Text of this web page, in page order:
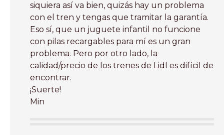
siquiera así va bien, quizás hay un problema
con el tren y tengas que tramitar la garantía.
Eso sí, que un juguete infantil no funcione
con pilas recargables para mí es un gran
problema. Pero por otro lado, la
calidad/precio de los trenes de Lidl es difícil de
encontrar.
¡Suerte!
Min